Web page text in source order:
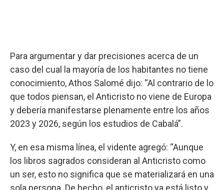
Para argumentar y dar precisiones acerca de un
caso del cual la mayoría de los habitantes no tiene
conocimiento, Athos Salomé dijo: “Al contrario de lo
que todos piensan, el Anticristo no viene de Europa
y debería manifestarse plenamente entre los años
2023 y 2026, según los estudios de Cabalá”.
Y, en esa misma línea, el vidente agregó: “Aunque
los libros sagrados consideran al Anticristo como
un ser, esto no significa que se materializará en una
sola persona. De hecho, el anticristo ya está listo y